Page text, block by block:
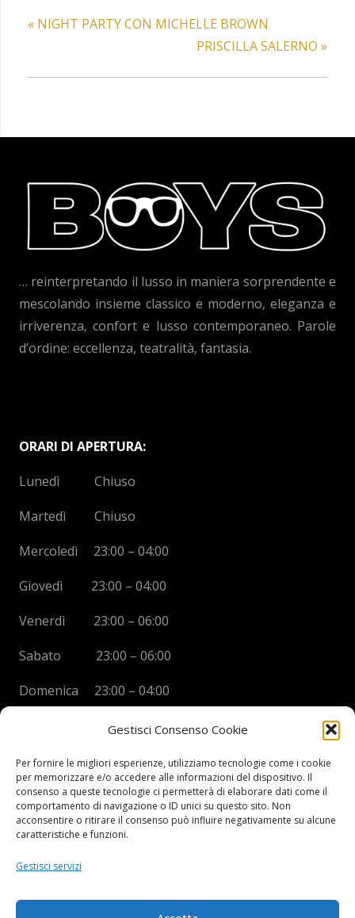
Gestisci Consenso Cookie
Per fornire le migliori esperienze, utilizziamo tecnologie come i cookie
per memorizzare e/o accedere alle informazioni del dispositivo. Il
consenso a queste tecnologie ci permetterà di elaborare dati come il
comportamento di navigazione o ID unici su questo sito. Non
acconsentire o ritirare il consenso può influire negativamente su alcune
caratteristiche e funzioni.
Gestisci servizi
« NIGHT PARTY CON MICHELLE BROWN
PRISCILLA SALERNO »
… reinterpretando il lusso in maniera sorprendente e
mescolando insieme classico e moderno, eleganza e
irriverenza, confort e lusso contemporaneo. Parole
d’ordine: eccellenza, teatralità, fantasia.
ORARI DI APERTURA:
Lunedì Chiuso
Martedì Chiuso
Mercoledì 23:00 – 04:00
Giovedì 23:00 – 04:00
Venerdì 23:00 – 06:00
Sabato 23:00 – 06:00
Domenica 23:00 – 04:00
BOYS DISCO VICENZA
Via Oreficeria, 68 –36100 Vicenza (VI)
Tel.+39 0444 960737
P.I.03908300241